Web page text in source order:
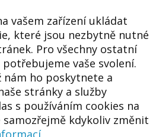
vašem zařízení ukládat
které jsou nezbytně nutné
Pro všechny ostatní
vaše svolení.
nám ho poskytnete a
stránky a služby
s používáním cookies na
samozřejmě kdykoliv změnit